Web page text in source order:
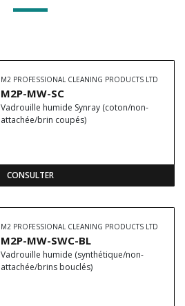
M2 PROFESSIONAL CLEANING PRODUCTS LTD
M2P-MW-SC
Vadrouille humide Synray (coton/non-
attachée/brin coupés)
CONSULTER
M2 PROFESSIONAL CLEANING PRODUCTS LTD
M2P-MW-SWC-BL
Vadrouille humide (synthétique/non-
attachée/brins bouclés)